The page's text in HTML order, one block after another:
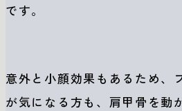
です。
意外と小顔効果もあるため、
が気になる方も、肩甲骨を動